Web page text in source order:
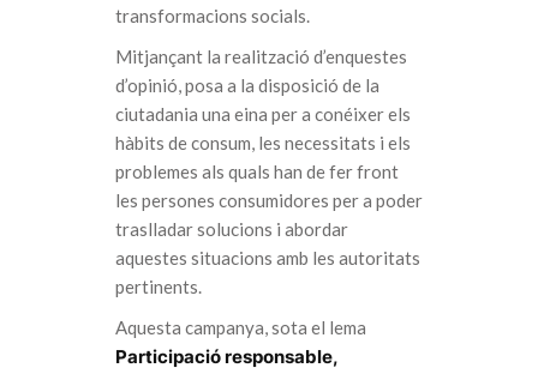
transformacions socials.
Mitjançant la realització d’enquestes
d’opinió, posa a la disposició de la
ciutadania una eina per a conéixer els
hàbits de consum, les necessitats i els
problemes als quals han de fer front
les persones consumidores per a poder
traslladar solucions i abordar
aquestes situacions amb les autoritats
pertinents.
Aquesta campanya, sota el lema
Participació responsable,